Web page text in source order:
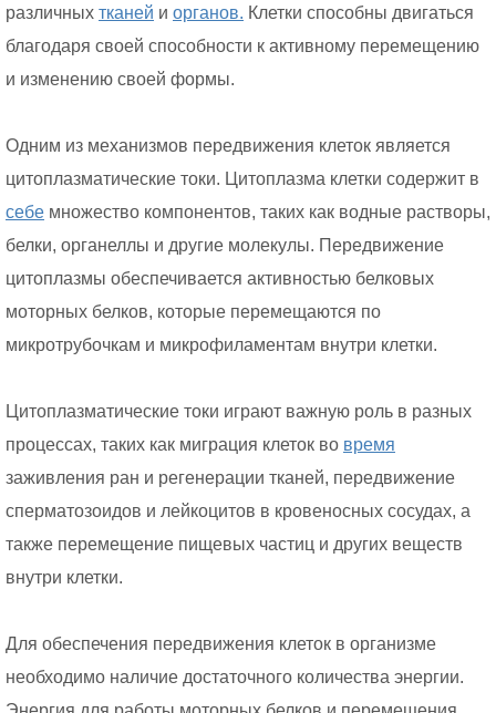
различных тканей и органов. Клетки способны двигаться
благодаря своей способности к активному перемещению
и изменению своей формы.
Одним из механизмов передвижения клеток является
цитоплазматические токи. Цитоплазма клетки содержит в
себе множество компонентов, таких как водные растворы,
белки, органеллы и другие молекулы. Передвижение
цитоплазмы обеспечивается активностью белковых
моторных белков, которые перемещаются по
микротрубочкам и микрофиламентам внутри клетки.
Цитоплазматические токи играют важную роль в разных
процессах, таких как миграция клеток во время
заживления ран и регенерации тканей, передвижение
сперматозоидов и лейкоцитов в кровеносных сосудах, а
также перемещение пищевых частиц и других веществ
внутри клетки.
Для обеспечения передвижения клеток в организме
необходимо наличие достаточного количества энергии.